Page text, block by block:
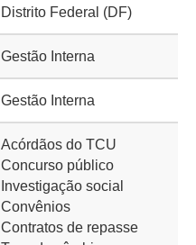
Distrito Federal (DF)
Gestão Interna
Gestão Interna
Acórdãos do TCU
Concurso público
Investigação social
Convênios
Contratos de repasse